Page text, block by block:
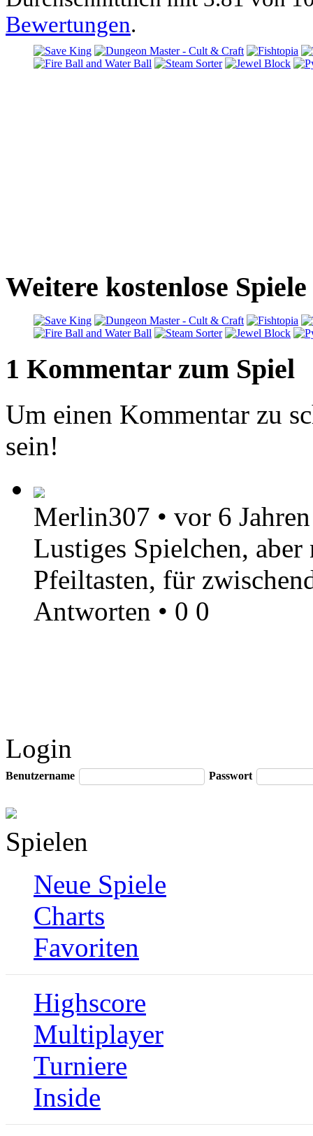
Bewertungen.
Weitere kostenlose
1 Kommentar zum Spiel
Um einen Kommentar zu
sein!
Merlin307 • vor 6 Jahren
Lustiges Spielchen,
Pfeiltasten, für
Antworten • 0 0
Login
Benutzername Passwort
Spielen
Neue Spiele
Charts
Favoriten
Highscore
Multiplayer
Turniere
Inside